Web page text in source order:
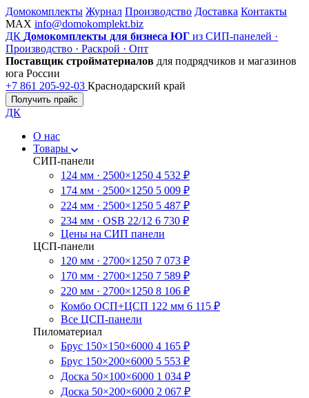
Домокомплекты Журнал Производство Доставка Контакты
MAX info@domokomplekt.biz
ДК Домокомплекты для бизнеса ЮГ из СИП-панелей ·
Производство · Раскрой · Опт
Поставщик стройматериалов для подрядчиков и магазинов
юга России
+7 861 205-92-03 Краснодарский край
Получить прайс
ДК
О нас
Товары
СИП-панели
124 мм · 2500×1250 4 532 ₽
174 мм · 2500×1250 5 009 ₽
224 мм · 2500×1250 5 487 ₽
234 мм · OSB 22/12 6 730 ₽
Цены на СИП панели
ЦСП-панели
120 мм · 2700×1250 7 073 ₽
170 мм · 2700×1250 7 589 ₽
220 мм · 2700×1250 8 106 ₽
Комбо ОСП+ЦСП 122 мм 6 115 ₽
Все ЦСП-панели
Пиломатериал
Брус 150×150×6000 4 165 ₽
Брус 150×200×6000 5 553 ₽
Доска 50×100×6000 1 034 ₽
Доска 50×200×6000 2 067 ₽